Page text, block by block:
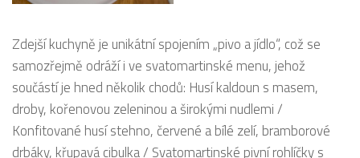
Zdejší kuchyně je unikátní spojením „pivo a jídlo“, což se
samozřejmě odráží i ve svatomartinské menu, jehož
součástí je hned několik chodů: Husí kaldoun s masem,
droby, kořenovou zeleninou a širokými nudlemi /
Konfitované husí stehno, červené a bílé zelí, bramborové
drbáky, křupavá cibulka / Svatomartinské pivní rohlíčky s